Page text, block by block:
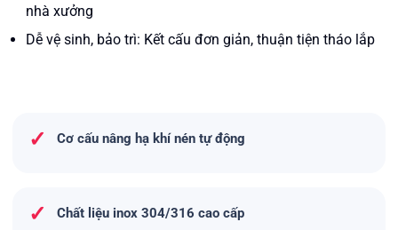
nhà xưởng
Dễ vệ sinh, bảo trì: Kết cấu đơn giản, thuận tiện tháo lắp
✓ Cơ cấu nâng hạ khí nén tự động
✓ Chất liệu inox 304/316 cao cấp